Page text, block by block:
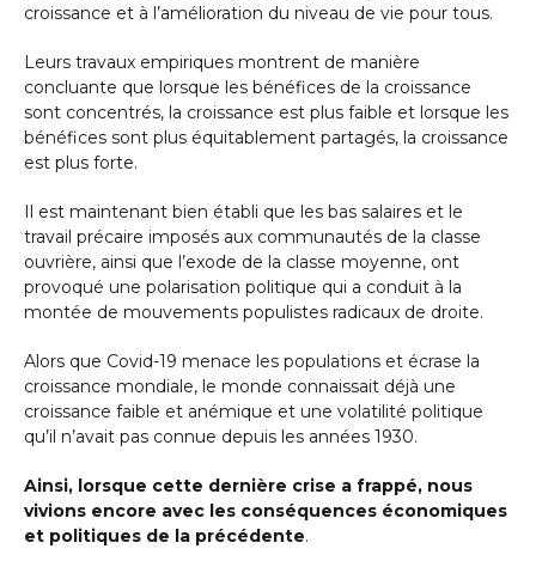
croissance et à l’amélioration du niveau de vie pour tous.
Leurs travaux empiriques montrent de manière
concluante que lorsque les bénéfices de la croissance
sont concentrés, la croissance est plus faible et lorsque les
bénéfices sont plus équitablement partagés, la croissance
est plus forte.
Il est maintenant bien établi que les bas salaires et le
travail précaire imposés aux communautés de la classe
ouvrière, ainsi que l’exode de la classe moyenne, ont
provoqué une polarisation politique qui a conduit à la
montée de mouvements populistes radicaux de droite.
Alors que Covid-19 menace les populations et écrase la
croissance mondiale, le monde connaissait déjà une
croissance faible et anémique et une volatilité politique
qu’il n’avait pas connue depuis les années 1930.
Ainsi, lorsque cette dernière crise a frappé, nous
vivions encore avec les conséquences économiques
et politiques de la précédente.